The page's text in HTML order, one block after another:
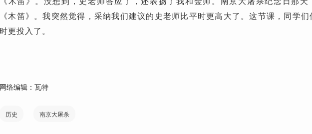
《木笛》。我突然觉得，采纳我们建议的史老师比平时更高大了。这节课，同学
时更投入了。
网络编辑：瓦特
历史 南京大屠杀